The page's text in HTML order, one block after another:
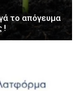
το απόγευμα
!